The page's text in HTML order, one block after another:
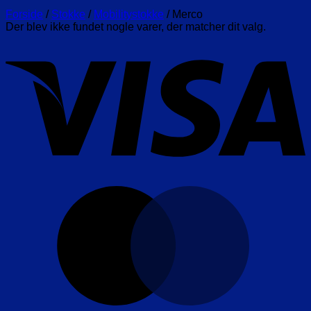
Forside / Stokke / Mobilitystokke /Merco
Der blev ikke fundet nogle varer, der matcher dit valg.